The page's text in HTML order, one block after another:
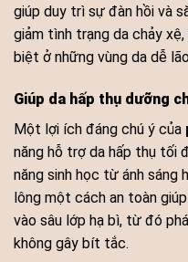
giúp duy trì sự đàn hồi và
giảm tình trạng da chảy
biệt ở những vùng da dễ
Giúp da hấp thụ dưỡng
Một lợi ích đáng chú ý của
năng hỗ trợ da hấp thụ tối
năng sinh học từ ánh sáng
lông một cách an toàn
vào sâu lớp hạ bì, từ đó
không gây bít tắc.